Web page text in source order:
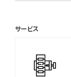
＊保証書について
サービス